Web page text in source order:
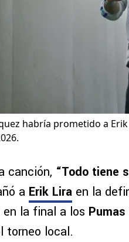
habría prometido a
canción, “Todo tiene
a Erik Lira en la
en la final a los
torneo local.